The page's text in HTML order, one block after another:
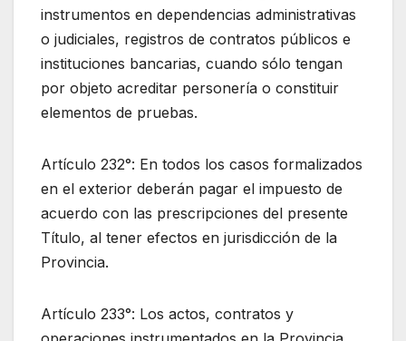
instrumentos en dependencias administrativas
o judiciales, registros de contratos públicos e
instituciones bancarias, cuando sólo tengan
por objeto acreditar personería o constituir
elementos de pruebas.
Artículo 232°: En todos los casos formalizados
en el exterior deberán pagar el impuesto de
acuerdo con las prescripciones del presente
Título, al tener efectos en jurisdicción de la
Provincia.
Artículo 233°: Los actos, contratos y